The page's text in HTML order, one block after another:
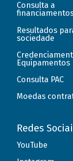
Consulta a
Resultados
sociedade
Equipamentos
Consulta PAC
Moedas
Redes
YouTube